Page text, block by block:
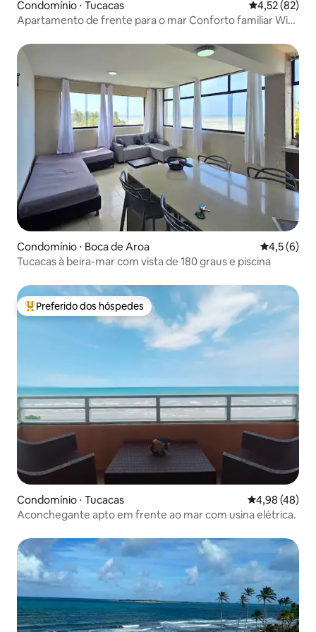
Condomínio ⋅ Tucacas 4,52 de uma
4,52 (82)
Apartamento de frente para o mar Conforto familiar Wi-
Condomínio ⋅ Boca de Aroa 4,5 de
4,5 (6)
Tucacas à beira-mar com vista de 180 graus e piscina
Entre os melhores preferidos dos hóspedes
Preferido dos hóspedes
Condomínio ⋅ Tucacas 4,98 de uma
4,98 (48)
Aconchegante apto em frente ao mar com usina elétrica.